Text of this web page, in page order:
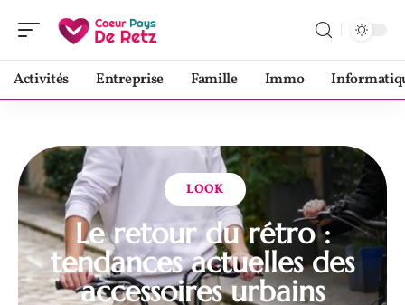
Activités Entreprise Famille Immo
LOOK
Le retour du rétro :
tendances actuelles des
accessoires urbains